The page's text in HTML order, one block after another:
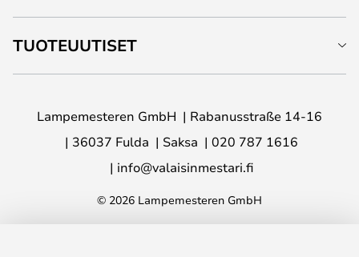
TUOTEUUTISET
Lampemesteren GmbH
Rabanusstraße 14-16
36037 Fulda
Saksa
020 787 1616
info@valaisinmestari.fi
© 2026 Lampemesteren GmbH